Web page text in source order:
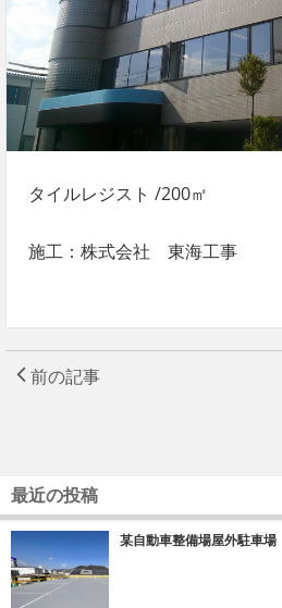
タイルレジスト /200㎡
施工：株式会社 東海工事
前の記事
最近の投稿
某自動車整備場屋外駐車